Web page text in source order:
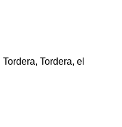
Tordera, el